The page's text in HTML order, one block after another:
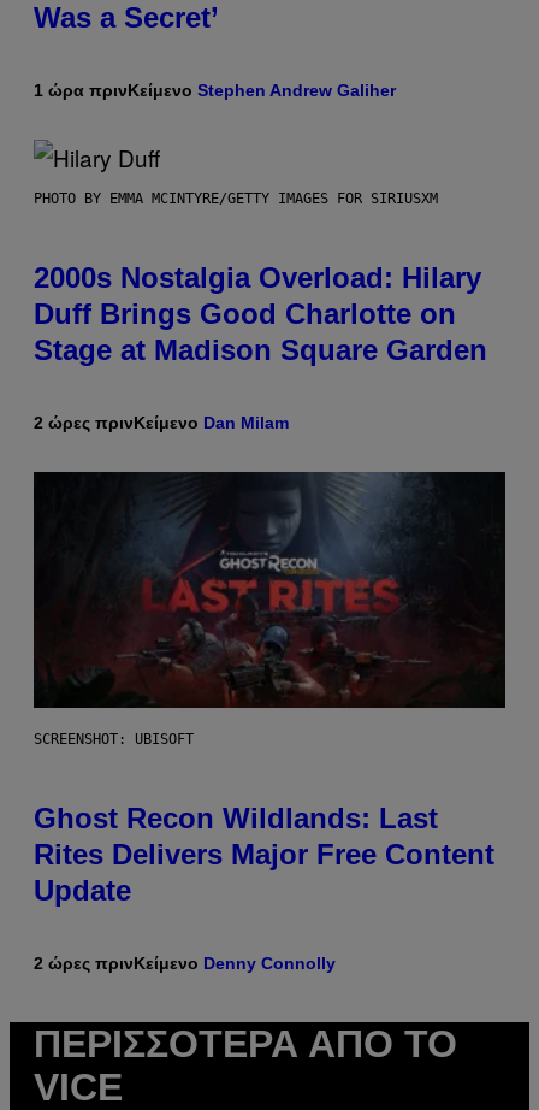
Was a Secret’
1 ώρα πρινΚείμενο Stephen Andrew Galiher
PHOTO BY EMMA MCINTYRE/GETTY IMAGES FOR SIRIUSXM
2000s Nostalgia Overload: Hilary
Duff Brings Good Charlotte on
Stage at Madison Square Garden
2 ώρες πρινΚείμενο Dan Milam
SCREENSHOT: UBISOFT
Ghost Recon Wildlands: Last
Rites Delivers Major Free Content
Update
2 ώρες πρινΚείμενο Denny Connolly
ΠΕΡΙΣΣΌΤΕΡΑ ΑΠΌ ΤΟ
VICE